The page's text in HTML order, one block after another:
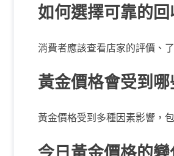
如何選擇可靠的回
消費者應該查看店家的評價、
黃金價格會受到哪
黃金價格受到多種因素影響，